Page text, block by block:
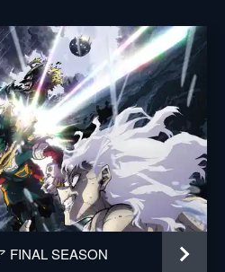
新海誠
新海誠
新海誠
RADWIMPS
徳野悠我
居村健治
コミックス・ウェーブ・フィルム
FINAL SEASON